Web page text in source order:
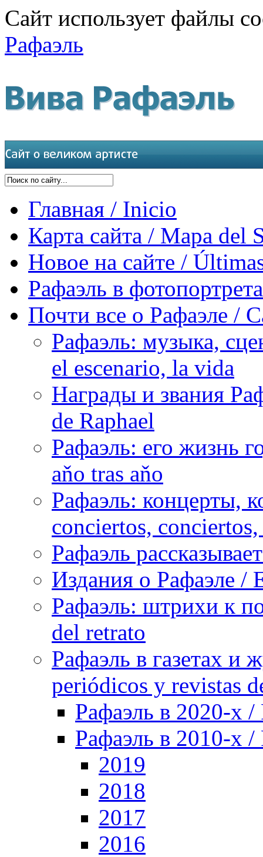
Сайт использует файлы
Рафаэль
Главная / Inicio
Карта сайта / Mapa del
Новое на сайте /
Рафаэль в
Почти все о Рафаэле /
Рафаэль: музыка,
el escenario, la vida
Награды и звания
de Raphael
Рафаэль: его жизнь
aňo tras aňo
Рафаэль: концерты,
conciertos,
Рафаэль
Издания о Рафаэле /
Рафаэль: штрихи к
del retrato
Рафаэль в газетах и
periódicos y revistas
Рафаэль в 2020-х /
Рафаэль в 2010-х /
2019
2018
2017
2016